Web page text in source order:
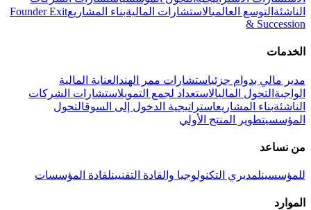
الناشئة التوسع العالميالاستشارات الماليةبناء المشاريعFounder Exit
& Succession
الخدمات
مدير مالي بدوام جزئياستشارات ممر الهند العناية المالية
الواجبة التحول الماليالاستعداد لجمع التمويلاستشارات الشركات
الناشئةبناء المشاريعاستراتيجية الدخول إلى السوقالتحول
المؤسسيتطوير المنتج الأولي
من نساعد
للمؤسسينلمديري التكنولوجيا والقادة التقنيينلقادة المؤسسات
الموارد